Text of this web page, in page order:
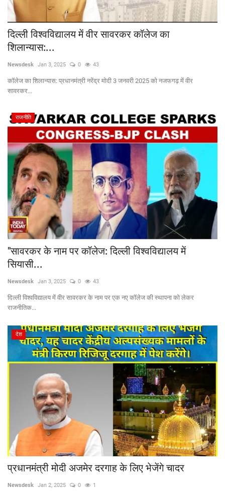
दिल्ली विश्वविद्यालय में वीर सावरकर कॉलेज का
शिलान्यास:...
Newsdesk Jan 3, 2025 0 43
कॉलेज का शिलान्यास: प्रधानमंत्री नरेंद्र मोदी 3 जनवरी 2025 को नजफगढ़ में वीर
सावरकर...
राजनीति
"सावरकर के नाम पर कॉलेज: दिल्ली विश्वविद्यालय में
सियासी...
Newsdesk Jan 3, 2025 0 43
दिल्ली विश्वविद्यालय में वीर सावरकर के नाम पर एक नए कॉलेज की स्थापना को लेकर
राजनीतिक...
देश
प्रधानमंत्री मोदी अजमेर दरगाह के लिए भेजेंगे चादर
Newsdesk Jan 2, 2025 0 1